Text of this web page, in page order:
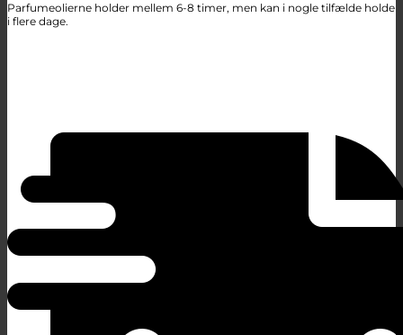
Parfumeolierne holder mellem 6-8 timer, men kan i nogle tilfælde holde
i flere dage.